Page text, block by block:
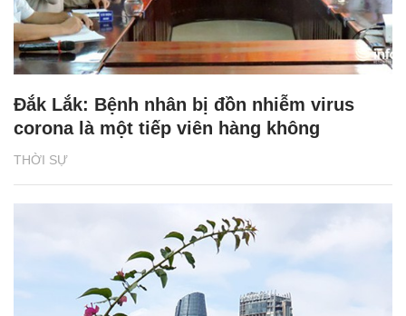
THỜI SỰ
Đắk Lắk: Bệnh nhân bị đồn nhiễm virus
corona là một tiếp viên hàng không